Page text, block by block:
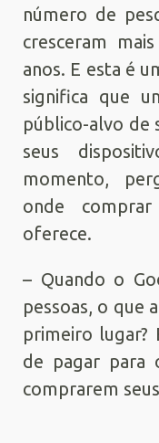
número de
cresceram
anos. E esta é
significa que
público-alvo de
seus
momento,
onde
oferece.
– Quando o
pessoas, o que
primeiro lugar?
de pagar para
comprarem